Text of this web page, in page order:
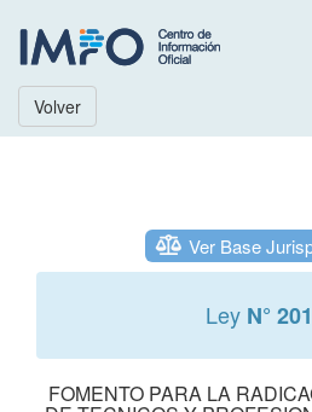
Volver
Ver Base
Ley N°
FOMENTO PARA LA